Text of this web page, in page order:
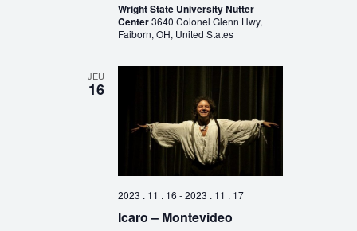
Wright State University Nutter
Center3640 Colonel Glenn Hwy,
Faiborn, OH, United States
JEU
16
2023 . 11 . 16 -2023 . 11 . 17
Icaro – Montevideo